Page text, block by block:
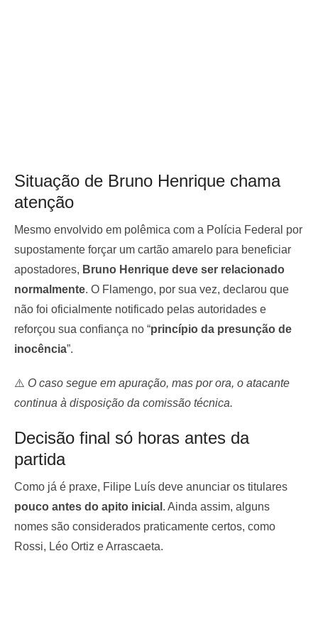
Situação de Bruno Henrique chama
atenção
Mesmo envolvido em polêmica com a Polícia Federal por
supostamente forçar um cartão amarelo para beneficiar
apostadores, Bruno Henrique deve ser relacionado
normalmente. O Flamengo, por sua vez, declarou que
não foi oficialmente notificado pelas autoridades e
reforçou sua confiança no “princípio da presunção de
inocência”.
⚠️ O caso segue em apuração, mas por ora, o atacante
continua à disposição da comissão técnica.
Decisão final só horas antes da
partida
Como já é praxe, Filipe Luís deve anunciar os titulares
pouco antes do apito inicial . Ainda assim, alguns
nomes são considerados praticamente certos, como
Rossi, Léo Ortiz e Arrascaeta.